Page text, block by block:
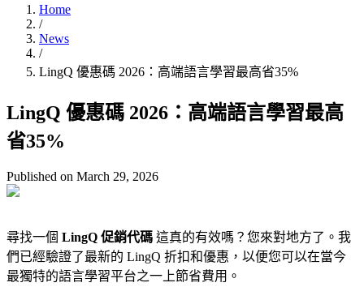
Home
/
News
/
LingQ 優惠碼 2026：高端語言學習最高省35%
LingQ 優惠碼 2026：高端語言學習最高
省35%
Published on March 29, 2026
尋找一個 LingQ 促銷代碼 這真的有效嗎？您來對地方了。我
們已經驗證了最新的 LingQ 折扣和優惠，以便您可以在當今
最獨特的語言學習平台之一上節省費用。